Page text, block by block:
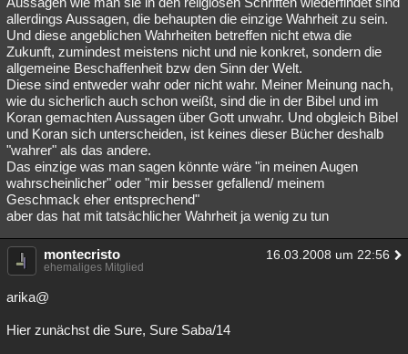
allerdings Aussagen, die behaupten die einzige Wahrheit zu sein.
Und diese angeblichen Wahrheiten betreffen nicht etwa die
Zukunft, zumindest meistens nicht und nie konkret, sondern die
allgemeine Beschaffenheit bzw den Sinn der Welt.
Diese sind entweder wahr oder nicht wahr. Meiner Meinung nach,
wie du sicherlich auch schon weißt, sind die in der Bibel und im
Koran gemachten Aussagen über Gott unwahr. Und obgleich Bibel
und Koran sich unterscheiden, ist keines dieser Bücher deshalb
"wahrer" als das andere.
Das einzige was man sagen könnte wäre "in meinen Augen
wahrscheinlicher" oder "mir besser gefallend/ meinem
Geschmack eher entsprechend"
aber das hat mit tatsächlicher Wahrheit ja wenig zu tun
montecristo 16.03.2008 um 22:56
ehemaliges Mitglied
arika@
Hier zunächst die Sure, Sure Saba/14